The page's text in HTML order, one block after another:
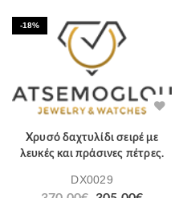
-18%
Χρυσό δαχτυλίδι σειρέ με
λευκές και πράσινες πέτρες.
DX0029